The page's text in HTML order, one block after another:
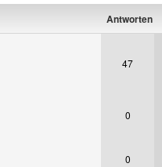
Antworten
47
0
0